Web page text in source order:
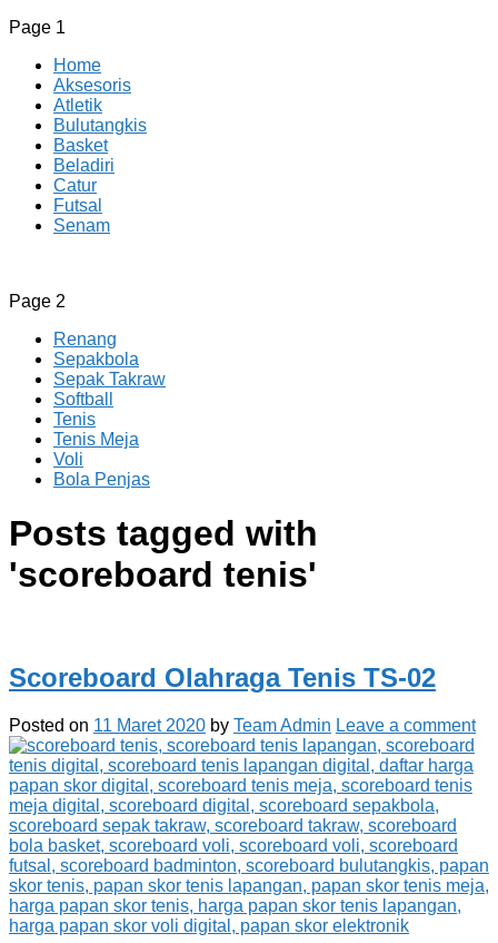
Page 1
Home
Aksesoris
Atletik
Bulutangkis
Basket
Beladiri
Catur
Futsal
Senam
CV JAYA BERSAMA Co Id
Menyediakan Semua Perlengkapan Olahraga Yang
Page 2
Renang
Sepakbola
Sepak Takraw
Softball
Tenis
Tenis Meja
Voli
Bola Penjas
Posts tagged with
'scoreboard tenis'
Scoreboard Olahraga Tenis TS-02
Posted on 11 Maret 2020 by Team Admin Leave a comment